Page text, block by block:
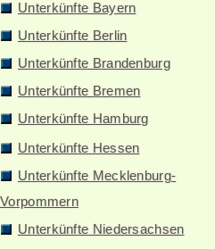
Unterkünfte Bayern
Unterkünfte Berlin
Unterkünfte Brandenburg
Unterkünfte Bremen
Unterkünfte Hamburg
Unterkünfte Hessen
Unterkünfte Mecklenburg-
Vorpommern
Unterkünfte Niedersachsen